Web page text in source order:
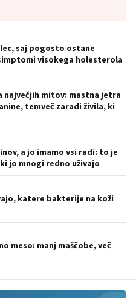
saj pogosto ostane
visokega holesterola
največjih mitov: mastna jetra
temveč zaradi živila, ki
a jo imamo vsi radi: to je
jo mnogi redno uživajo
katere bakterije na koži
meso: manj maščobe, več